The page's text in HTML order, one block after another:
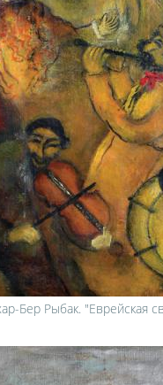
Бер Рыбак. "Еврейская